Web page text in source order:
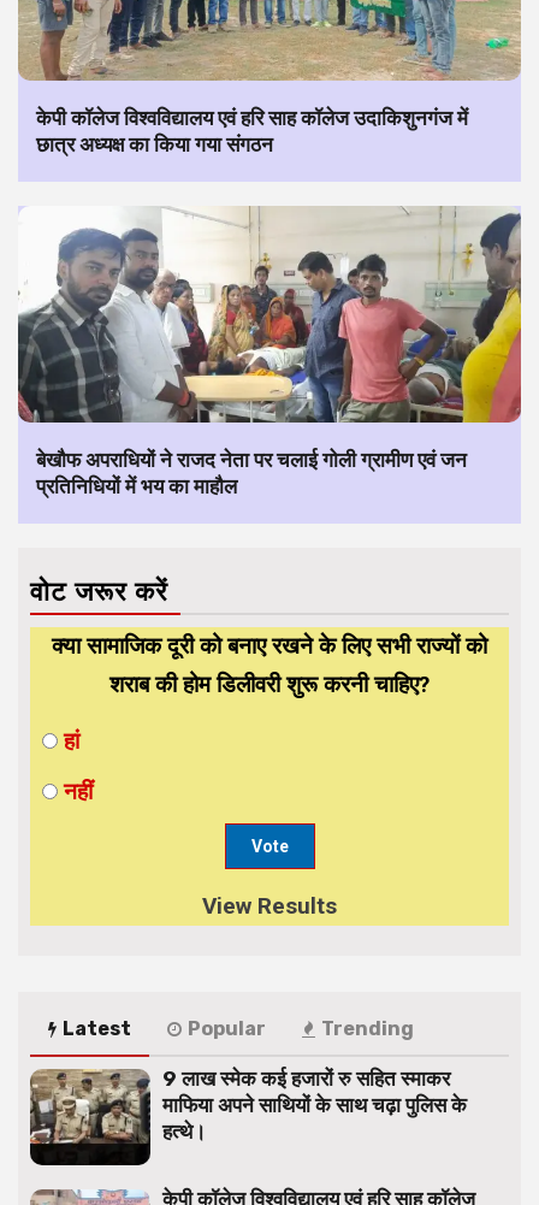
केपी कॉलेज विश्वविद्यालय एवं हरि साह कॉलेज उदाकिशुनगंज में
छात्र अध्यक्ष का किया गया संगठन
बेखौफ अपराधियों ने राजद नेता पर चलाई गोली ग्रामीण एवं जन
प्रतिनिधियों में भय का माहौल
वोट जरूर करें
क्या सामाजिक दूरी को बनाए रखने के लिए सभी राज्यों को
शराब की होम डिलीवरी शुरू करनी चाहिए?
हां
नहीं
View Results
Latest Popular Trending
9 लाख स्मेक कई हजारों रु सहित स्माकर
माफिया अपने साथियों के साथ चढ़ा पुलिस के
हत्थे।
केपी कॉलेज विश्वविद्यालय एवं हरि साह कॉलेज